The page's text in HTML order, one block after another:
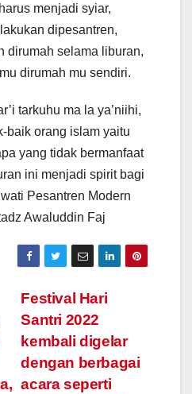
menjadi syiar,
dipesantren,
dirumah selama liburan,
dirumah mu sendiri.
tarkuhu ma la ya’niihi,
baik orang islam yaitu
yang tidak bermanfaat
ini menjadi spirit bagi
Pesantren Modern
Awaluddin Faj
Festival Hari
Santri 2022
kembali digelar
dengan berbagai
acara seperti